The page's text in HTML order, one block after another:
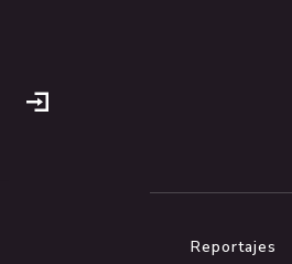
Reportajes